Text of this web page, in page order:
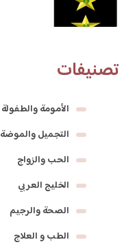
تصنيفات
الأمومة والطفولة
التجميل والموضة
الحب والزواج
الخليج العربي
الصحة والرجيم
الطب و العلاج